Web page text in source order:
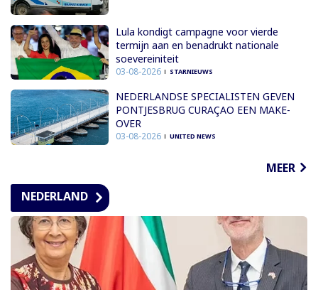
Lula kondigt campagne voor vierde
termijn aan en benadrukt nationale
soevereiniteit
03-08-2026 STARNIEUWS
NEDERLANDSE SPECIALISTEN GEVEN
PONTJESBRUG CURAÇAO EEN MAKE-
OVER
03-08-2026 UNITED NEWS
MEER
NEDERLAND